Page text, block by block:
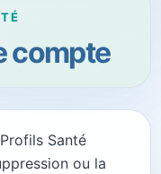
compte
Santé
ou la